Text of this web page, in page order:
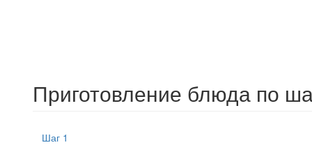
Приготовление блюда по
Шаг 1